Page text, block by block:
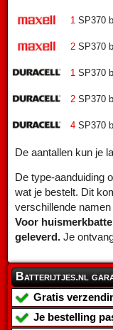
1 SP370
2 SP370
1 SP370
2 SP370
4 SP370
De aantallen kun je
De type-aanduiding
wat je bestelt. Dit
verschillende
Voor
geleverd. Je
Batterijtjes.nl
Gratis
Je bestelling